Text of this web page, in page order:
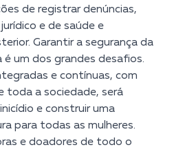
de registrar denúncias,
e de saúde e
Garantir a segurança da
um dos grandes desafios.
e contínuas, com
toda a sociedade, será
e construir uma
para todas as mulheres.
e doadores de todo o